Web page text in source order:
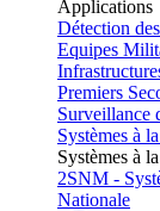
Applications
Détection
Equipes
Premiers
Surveillance
Systèmes à
Systèmes à
2SNM -
Nationale